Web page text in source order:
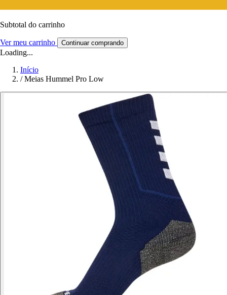
Subtotal do carrinho
Ver meu carrinho Continuar comprando
Loading...
Início
/ Meias Hummel Pro Low